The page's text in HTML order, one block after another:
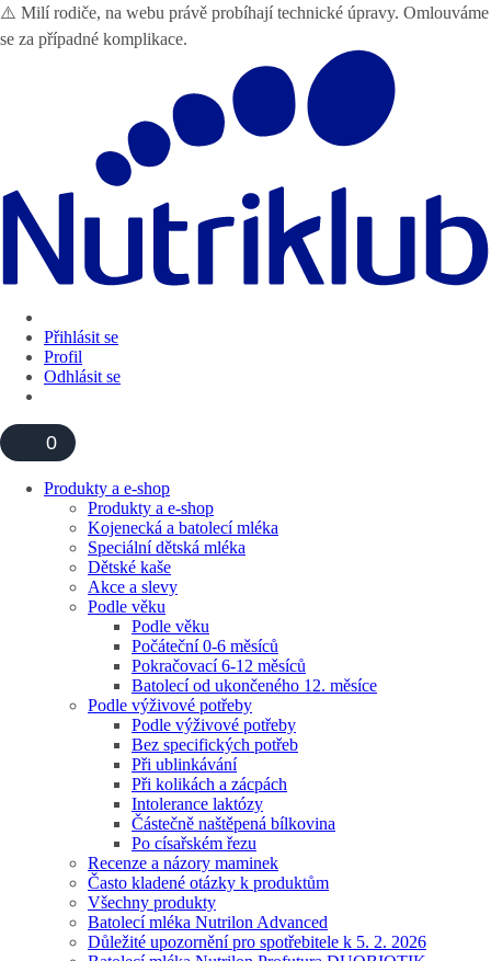
⚠️ Milí rodiče, na webu právě probíhají technické úpravy. Omlouváme
se za případné komplikace.
Přihlásit se
Profil
Odhlásit se
0
Produkty a e-shop
Produkty a e-shop
Kojenecká a batolecí mléka
Speciální dětská mléka
Dětské kaše
Akce a slevy
Podle věku
Podle věku
Počáteční 0-6 měsíců
Pokračovací 6-12 měsíců
Batolecí od ukončeného 12. měsíce
Podle výživové potřeby
Podle výživové potřeby
Bez specifických potřeb
Při ublinkávání
Při kolikách a zácpách
Intolerance laktózy
Částečně naštěpená bílkovina
Po císařském řezu
Recenze a názory maminek
Často kladené otázky k produktům
Všechny produkty
Batolecí mléka Nutrilon Advanced
Důležité upozornění pro spotřebitele k 5. 2. 2026